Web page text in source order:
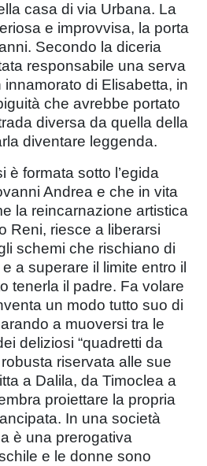
casa di via Urbana. La
e improvvisa, la porta
Secondo la diceria
responsabile una serva
di Elisabetta, in
che avrebbe portato
diversa da quella della
diventare leggenda.
è formata sotto l’egida
Andrea e che in vita
la reincarnazione artistica
Reni, riesce a liberarsi
schemi che rischiano di
a superare il limite entro il
tenerla il padre. Fa volare
un modo tutto suo di
a muoversi tra le
deliziosi “quadretti da
robusta riservata alle sue
a Dalila, da Timoclea a
proiettare la propria
In una società
è una prerogativa
e le donne sono